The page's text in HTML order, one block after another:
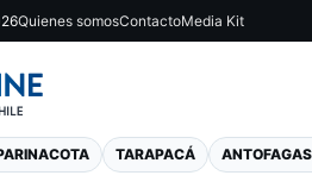
Quienes somosContactoMedia Kit
TARAPACÁ